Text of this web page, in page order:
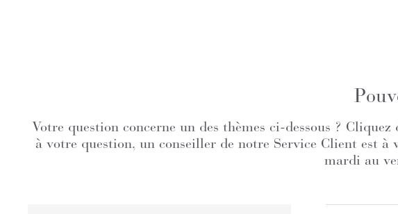
Votre question concerne un des thèmes ci-dessous ?
à votre question, un conseiller de notre Service Client est
mardi au